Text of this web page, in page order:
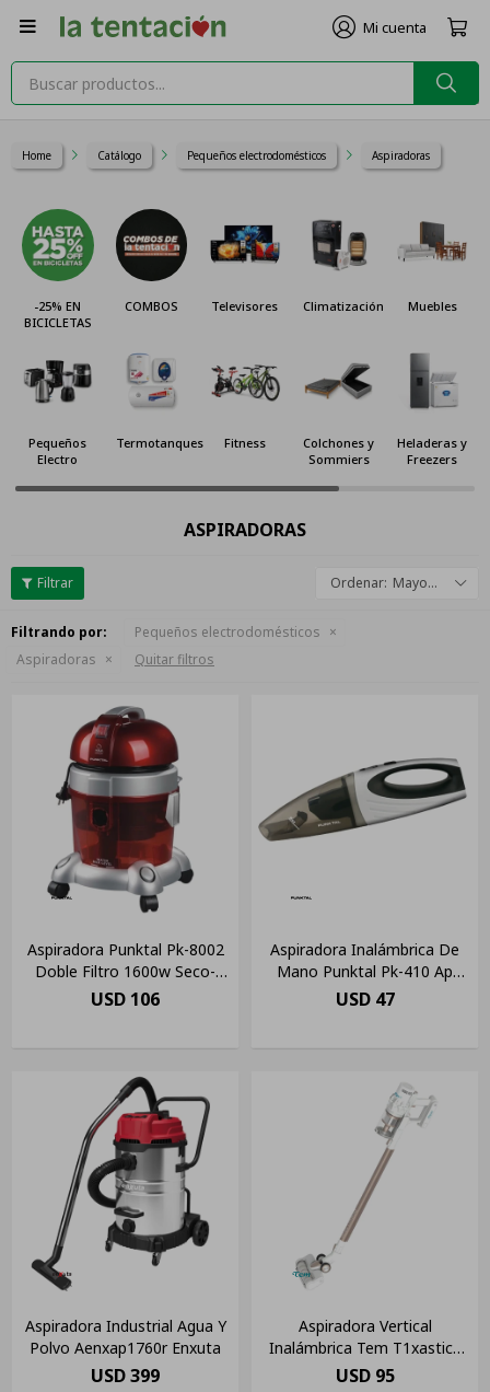

Home Catálogo Pequeños electrodomésticos Aspiradoras
EN
COMBOS Televisores Climatización Muebles
Termotanques Fitness
Colchones y
Sommiers
Heladeras y
Freezers
ASPIRADORAS
Mayor descuento
Filtrando por:
Pequeños electrodomésticos
Aspiradoras
Quitar filtros
Aspiradora Punktal Pk-8002
Doble Filtro 1600w Seco-
húmedo Sin Bolsa
USD 106
Aspiradora Inalámbrica De
Mano Punktal Pk-410 Ap
Blanca, Gris Y Negra
USD 47
Aspiradora Industrial Agua Y
Polvo Aenxap1760r Enxuta
USD399
Aspiradora Vertical
Inalámbrica Tem T1xastick
Escoba 150w Blanco
USD 95